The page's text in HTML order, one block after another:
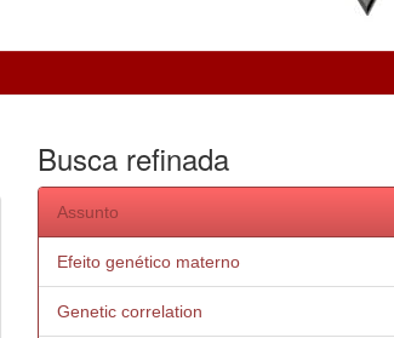
Busca refinada
Assunto
Efeito genético materno
Genetic correlation